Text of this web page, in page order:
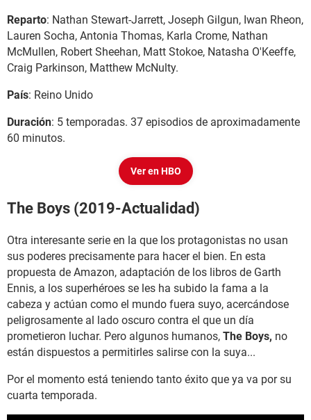
Reparto: Nathan Stewart-Jarrett, Joseph Gilgun, Iwan Rheon,
Lauren Socha, Antonia Thomas, Karla Crome, Nathan
McMullen, Robert Sheehan, Matt Stokoe, Natasha O'Keeffe,
Craig Parkinson, Matthew McNulty.
País: Reino Unido
Duración: 5 temporadas. 37 episodios de aproximadamente
60 minutos.
Ver en HBO
The Boys (2019-Actualidad)
Otra interesante serie en la que los protagonistas no usan
sus poderes precisamente para hacer el bien. En esta
propuesta de Amazon, adaptación de los libros de Garth
Ennis, a los superhéroes se les ha subido la fama a la
cabeza y actúan como el mundo fuera suyo, acercándose
peligrosamente al lado oscuro contra el que un día
prometieron luchar. Pero algunos humanos, The Boys, no
están dispuestos a permitirles salirse con la suya...
Por el momento está teniendo tanto éxito que ya va por su
cuarta temporada.